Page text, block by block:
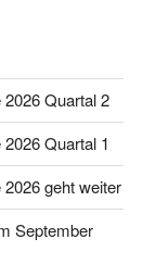
Quartal 2
Quartal 1
geht weiter
September